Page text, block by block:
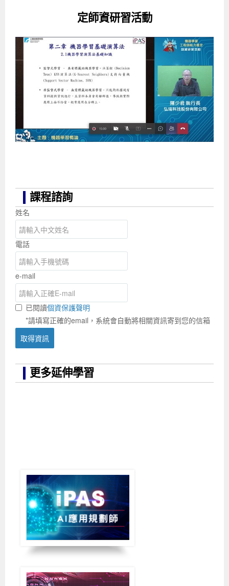
定師資研習活動
課程諮詢
姓名
電話
e-mail
已閱讀個資保護聲明
*請填寫正確的email，系統會自動將相關資訊寄到您的信箱
取得資訊
更多延伸學習